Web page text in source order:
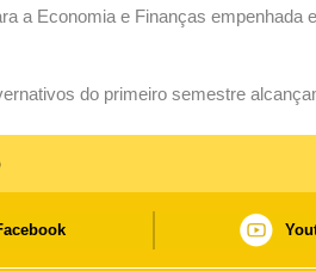
a Economia e Finanças
do primeiro semestre